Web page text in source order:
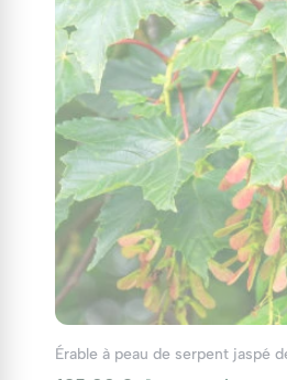
Érable à peau de serpent jaspé